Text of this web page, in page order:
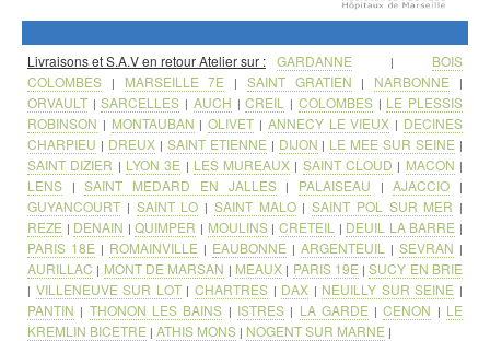
Livraisons et S.A.V en retour Atelier sur : GARDANNE | BOIS
COLOMBES | MARSEILLE 7E | SAINT GRATIEN | NARBONNE |
ORVAULT |SARCELLES | AUCH |CREIL | COLOMBES| LE PLESSIS
ROBINSON | MONTAUBAN |OLIVET | ANNECY LE VIEUX | DECINES
CHARPIEU | DREUX| SAINT ETIENNE | DIJON | LE MEE SUR SEINE |
SAINT DIZIER | LYON 3E | LES MUREAUX | SAINT CLOUD | MACON |
LENS |SAINT MEDARD EN JALLES| PALAISEAU |AJACCIO |
GUYANCOURT | SAINT LO | SAINT MALO| SAINT POL SUR MER |
REZE | DENAIN |QUIMPER | MOULINS| CRETEIL | DEUIL LA BARRE |
PARIS 18E | ROMAINVILLE | EAUBONNE | ARGENTEUIL | SEVRAN |
AURILLAC | MONT DE MARSAN | MEAUX| PARIS 19E |SUCY EN BRIE
| VILLENEUVE SUR LOT| CHARTRES| DAX | NEUILLY SUR SEINE |
PANTIN | THONON LES BAINS | ISTRES| LA GARDE |CENON | LE
KREMLIN BICETRE | ATHIS MONS | NOGENT SUR MARNE |